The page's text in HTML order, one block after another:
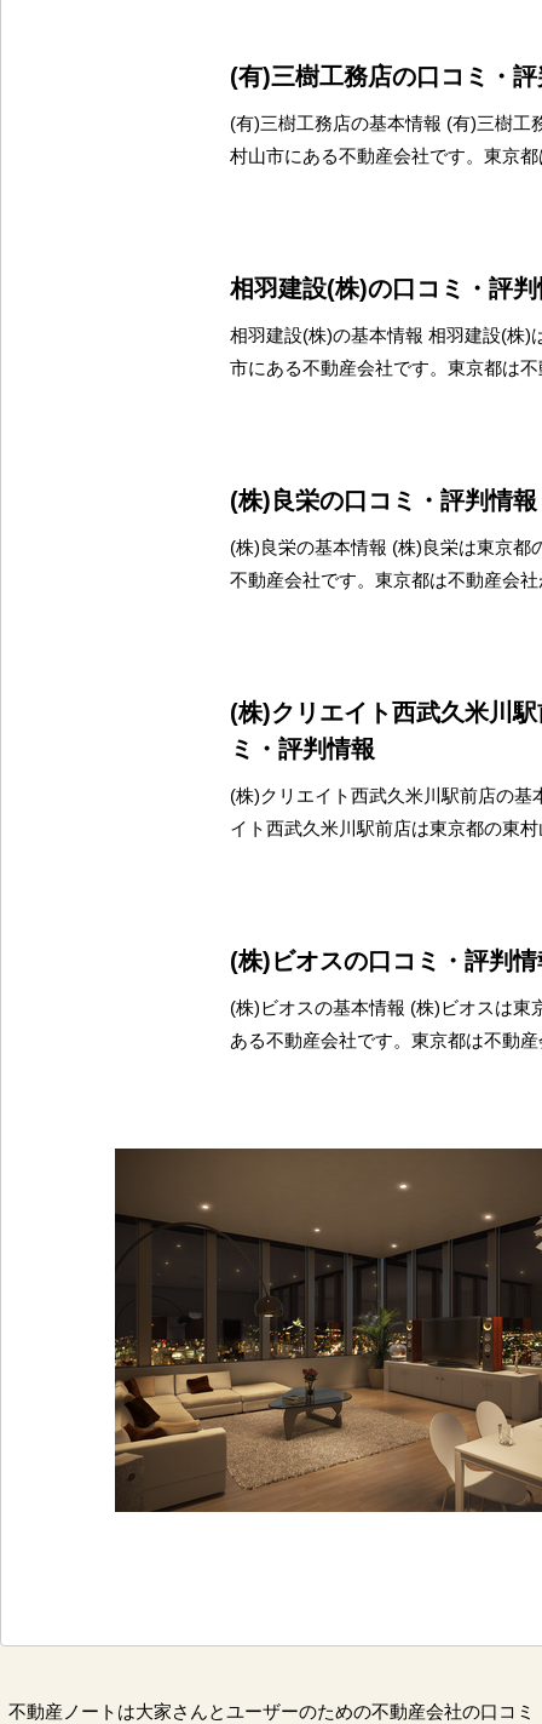
(有)三樹工務店の口コミ・
(有)三樹工務店の基本情報 (有)三樹工
村山市にある不動産会社です。東京
相羽建設(株)の口コミ・評
相羽建設(株)の基本情報 相羽建設(株)
市にある不動産会社です。東京都は
(株)良栄の口コミ・評判情報
(株)良栄の基本情報 (株)良栄は東京都
不動産会社です。東京都は不動産会
(株)クリエイト西武久米川
ミ・評判情報
(株)クリエイト西武久米川駅前店の基
イト西武久米川駅前店は東京都の東
(株)ビオスの口コミ・評判情
(株)ビオスの基本情報 (株)ビオスは東
ある不動産会社です。東京都は不動
不動産ノートは大家さんとユーザーのための不動産会社の口コミ